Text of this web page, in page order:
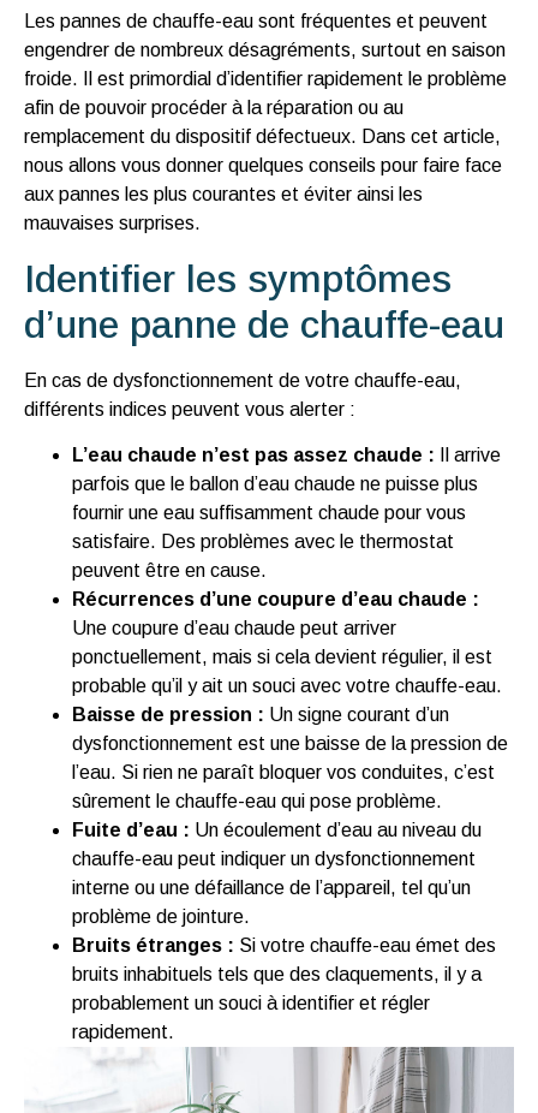
Les pannes de chauffe-eau sont fréquentes et peuvent
engendrer de nombreux désagréments, surtout en saison
froide. Il est primordial d’identifier rapidement le problème
afin de pouvoir procéder à la réparation ou au
remplacement du dispositif défectueux. Dans cet article,
nous allons vous donner quelques conseils pour faire face
aux pannes les plus courantes et éviter ainsi les
mauvaises surprises.
Identifier les symptômes
d’une panne de chauffe-eau
En cas de dysfonctionnement de votre chauffe-eau,
différents indices peuvent vous alerter :
L’eau chaude n’est pas assez chaude : Il arrive
parfois que le ballon d’eau chaude ne puisse plus
fournir une eau suffisamment chaude pour vous
satisfaire. Des problèmes avec le thermostat
peuvent être en cause.
Récurrences d’une coupure d’eau chaude :
Une coupure d’eau chaude peut arriver
ponctuellement, mais si cela devient régulier, il est
probable qu’il y ait un souci avec votre chauffe-eau.
Baisse de pression : Un signe courant d’un
dysfonctionnement est une baisse de la pression de
l’eau. Si rien ne paraît bloquer vos conduites, c’est
sûrement le chauffe-eau qui pose problème.
Fuite d’eau : Un écoulement d’eau au niveau du
chauffe-eau peut indiquer un dysfonctionnement
interne ou une défaillance de l’appareil, tel qu’un
problème de jointure.
Bruits étranges : Si votre chauffe-eau émet des
bruits inhabituels tels que des claquements, il y a
probablement un souci à identifier et régler
rapidement.